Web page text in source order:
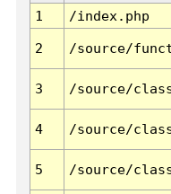
1
/index.php
2 /source/
3 /source/
4 /source/
5 /source/